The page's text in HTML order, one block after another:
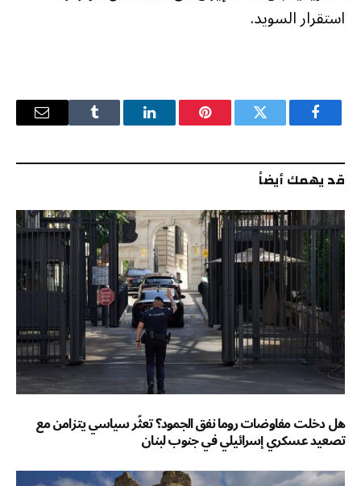
استقرار السويد.
فيسبوك تويتر بينتيريستلينكدإن Tumblr
البريد
قد يهمك أيضاً
هل دخلت مفاوضات روما نفق الجمود؟ تعثّر سياسي يتزامن مع
تصعيد عسكري إسرائيلي في جنوب لبنان